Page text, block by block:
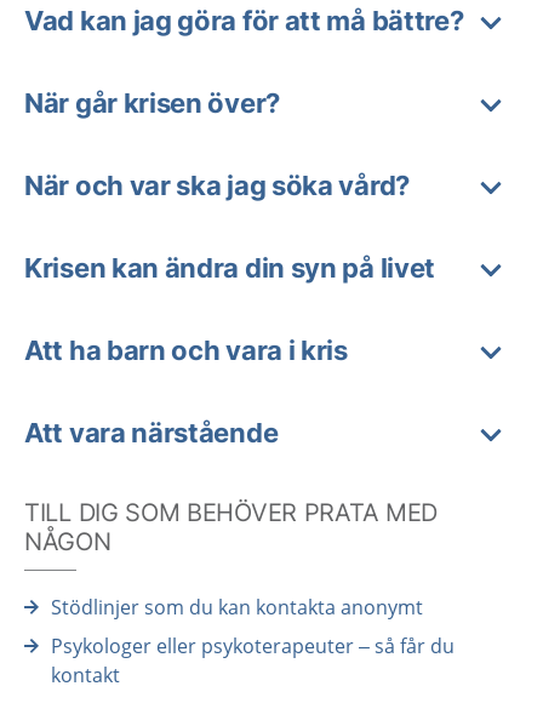
Vad kan jag göra för att må bättre?
När går krisen över?
När och var ska jag söka vård?
Krisen kan ändra din syn på livet
Att ha barn och vara i kris
Att vara närstående
TILL DIG SOM BEHÖVER PRATA MED
NÅGON
Stödlinjer som du kan kontakta anonymt
Psykologer eller psykoterapeuter – så får du
kontakt